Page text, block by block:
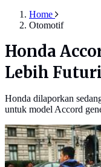
Home
Otomotif
Honda
Lebih
Honda dilaporkan
untuk model Accord